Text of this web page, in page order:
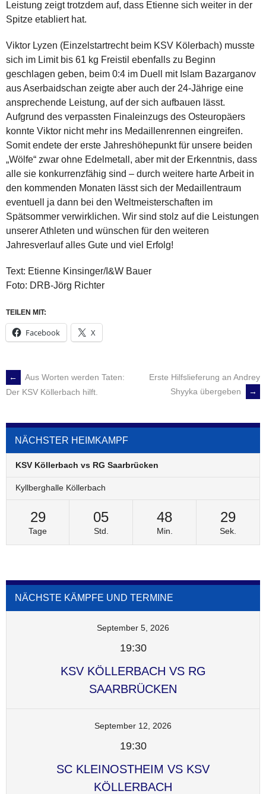
Leistung zeigt trotzdem auf, dass Etienne sich weiter in der
Spitze etabliert hat.
Viktor Lyzen (Einzelstartrecht beim KSV Kölerbach) musste
sich im Limit bis 61 kg Freistil ebenfalls zu Beginn
geschlagen geben, beim 0:4 im Duell mit Islam Bazarganov
aus Aserbaidschan zeigte aber auch der 24-Jährige eine
ansprechende Leistung, auf der sich aufbauen lässt.
Aufgrund des verpassten Finaleinzugs des Osteuropäers
konnte Viktor nicht mehr ins Medaillenrennen eingreifen.
Somit endete der erste Jahreshöhepunkt für unsere beiden
„Wölfe“ zwar ohne Edelmetall, aber mit der Erkenntnis, dass
alle sie konkurrenzfähig sind – durch weitere harte Arbeit in
den kommenden Monaten lässt sich der Medaillentraum
eventuell ja dann bei den Weltmeisterschaften im
Spätsommer verwirklichen. Wir sind stolz auf die Leistungen
unserer Athleten und wünschen für den weiteren
Jahresverlauf alles Gute und viel Erfolg!
Text: Etienne Kinsinger/I&W Bauer
Foto: DRB-Jörg Richter
TEILEN MIT:
Facebook X
POST
NAVIGATION
←
Aus Worten werden Taten:
Der KSV Köllerbach hilft.
Erste Hilfslieferung an Andrey
Shyyka übergeben
→
NÄCHSTER HEIMKAMPF
KSV Köllerbach vs RG Saarbrücken
Kyllberghalle Köllerbach
29
Tage
05
Std.
48
Min.
29
Sek.
NÄCHSTE KÄMPFE UND TERMINE
September 5, 2026
19:30
KSV KÖLLERBACH VS RG
SAARBRÜCKEN
September 12, 2026
19:30
SC KLEINOSTHEIM VS KSV
KÖLLERBACH